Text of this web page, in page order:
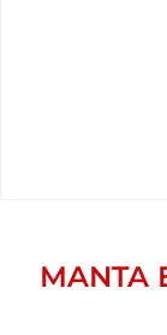
MANTA